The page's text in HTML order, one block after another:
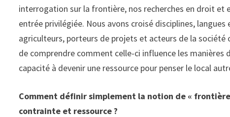
interrogation sur la frontière, nos recherches en droit
entrée privilégiée. Nous avons croisé disciplines,
agriculteurs, porteurs de projets et acteurs de la
de comprendre comment celle-ci influence les
capacité à devenir une ressource pour penser le local
Comment définir simplement la notion de «
contrainte et ressource ?